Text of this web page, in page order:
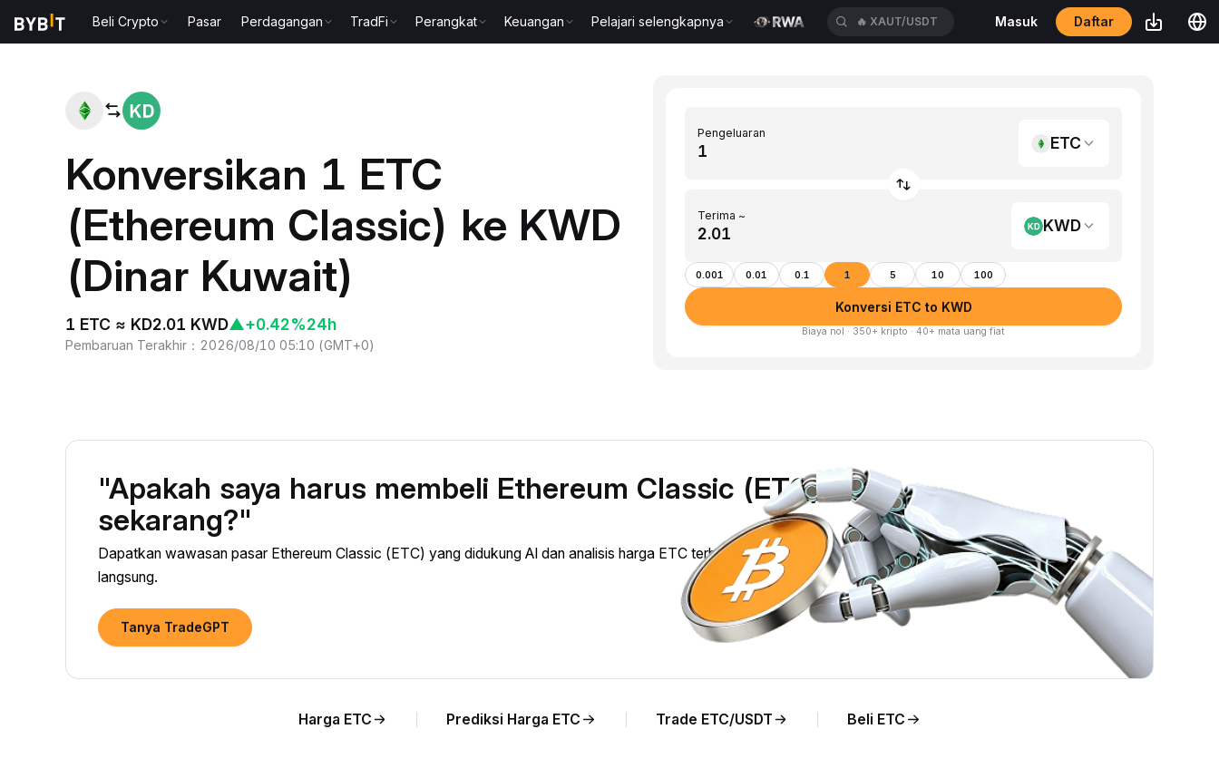
Beli Crypto Pasar Perdagangan TradFi Perangkat Keuangan Pelajari selengkapnya 🔥 XAUT/USDT Masuk Daftar
Konversikan 1 ETC
(Ethereum Classic) ke KWD
(Dinar Kuwait)
1 ETC ≈ KD2.01 KWD▲+0.42%24h
Pembaruan Terakhir ： 2026/08/10 05:10 (GMT+0)
Pengeluaran
ETC
Terima ~
KWD
0.001 0.01 0.1 1 5 10 100
Konversi ETC to KWD
Biaya nol · 350+ kripto · 40+ mata uang fiat
"Apakah saya harus membeli Ethereum Classic (ETC)
sekarang?"
Dapatkan wawasan pasar Ethereum Classic (ETC) yang didukung AI dan analisis harga ETC terhadap KWD secara
langsung.
Tanya TradeGPT
Harga ETC Prediksi Harga ETC Trade ETC/USDT Beli ETC